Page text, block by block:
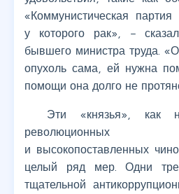
«Коммунистическая
у которого рак», –
бывшего министра труда.
опухоль сама, ей нужна
помощи она долго не
Эти «князья», как
и высокопоставленных
целый ряд мер. Одни
тщательной